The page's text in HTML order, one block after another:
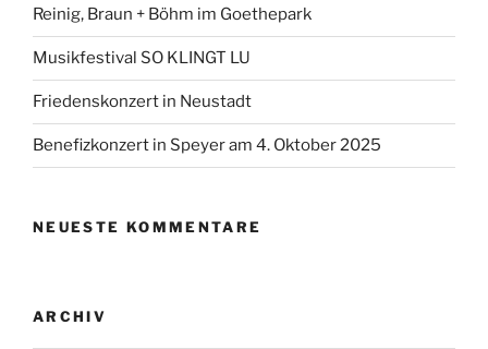
Reinig, Braun + Böhm im Goethepark
Musikfestival SO KLINGT LU
Friedenskonzert in Neustadt
Benefizkonzert in Speyer am 4. Oktober 2025
NEUESTE KOMMENTARE
ARCHIV